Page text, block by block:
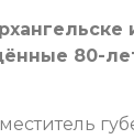
80-